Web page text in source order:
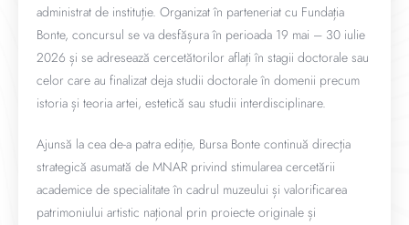
administrat de instituție. Organizat în parteneriat cu Fundația
Bonte, concursul se va desfășura în perioada 19 mai – 30 iulie
2026 și se adresează cercetătorilor aflați în stagii doctorale sau
celor care au finalizat deja studii doctorale în domenii precum
istoria și teoria artei, estetică sau studii interdisciplinare.
Ajunsă la cea de-a patra ediție, Bursa Bonte continuă direcția
strategică asumată de MNAR privind stimularea cercetării
academice de specialitate în cadrul muzeului și valorificarea
patrimoniului artistic național prin proiecte originale și